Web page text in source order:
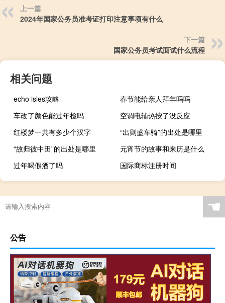
上一篇
2024年国家公务员准考证打印注意事项有什么
下一篇
国家公务员考试面试什么流程
相关问题
echo isles攻略
春节能给亲人拜年吗吗
车改了颜色能过年检吗
空调电辅热按了没反应
红楼梦一共有多少个汉字
“出则盛车骑”的出处是哪里
“故归彼中田”的出处是哪里
元宵节的故事和来历是什么
过年喝假酒了吗
国际商标注册时间
☚
公告